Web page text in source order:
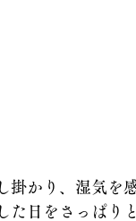
掛かり、湿気を
た日をさっぱり